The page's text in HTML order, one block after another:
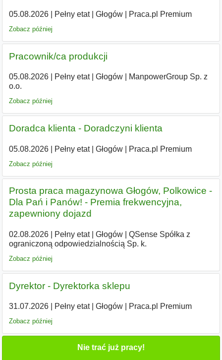
05.08.2026| Pełny etat| Głogów| Praca.pl Premium
Zobacz później
Pracownik/ca produkcji
05.08.2026| Pełny etat| Głogów|
ManpowerGroup Sp. z
o.o.
Zobacz później
Doradca klienta - Doradczyni klienta
05.08.2026| Pełny etat| Głogów| Praca.pl Premium
Zobacz później
Prosta praca magazynowa Głogów, Polkowice -
Dla Pań i Panów! - Premia frekwencyjna,
zapewniony dojazd
02.08.2026| Pełny etat| Głogów|
QSense Spółka z
ograniczoną odpowiedzialnością Sp. k.
Zobacz później
Dyrektor - Dyrektorka sklepu
31.07.2026| Pełny etat| Głogów| Praca.pl Premium
Zobacz później
Nie trać już pracy!